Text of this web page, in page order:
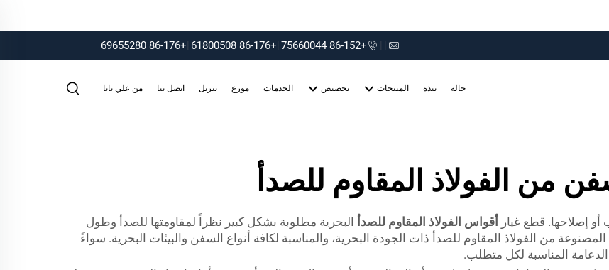
+86-152 75660044
+86-176 61800508
+86-176 69655280
حالة نبذة المنتجات تخصيص الخدمات موزع تنزيل اتصل بنا من علي بابا
من الفولاذ المقاوم للصدأ
أو إصلاحها. قطع غيار أقواس الفولاذ المقاوم للصدأ
البحرية مطلوبة بشكل كبير نظراً لمقاومتها للصدأ وطول
من الفولاذ المقاوم للصدأ ذات الجودة البحرية، والمناسبة لكافة أنواع السفن والبيئات البحرية. سواءً
المناسبة لكل متطلب.